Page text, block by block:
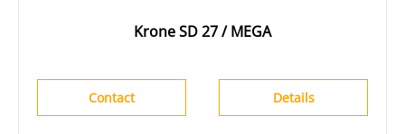
Krone SD 27 / MEGA
Details
Contact